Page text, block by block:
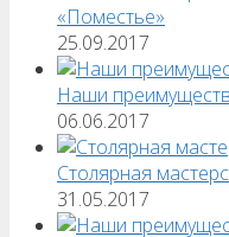
«Поместье»
25.09.2017
Наши
06.06.2017
Столярная
31.05.2017